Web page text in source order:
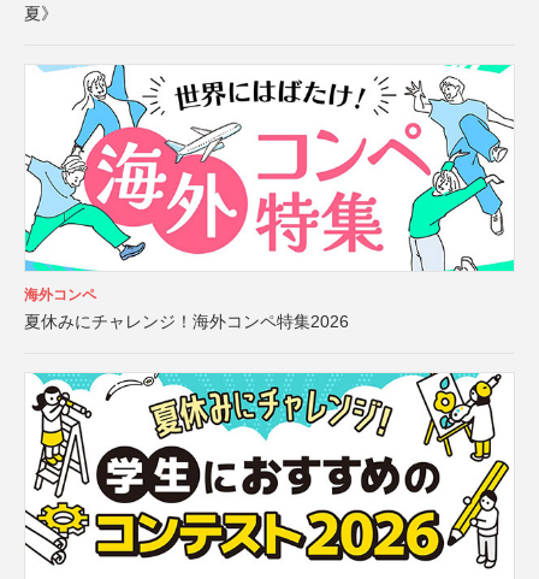
夏》
海外コンペ
夏休みにチャレンジ！海外コンペ特集2026